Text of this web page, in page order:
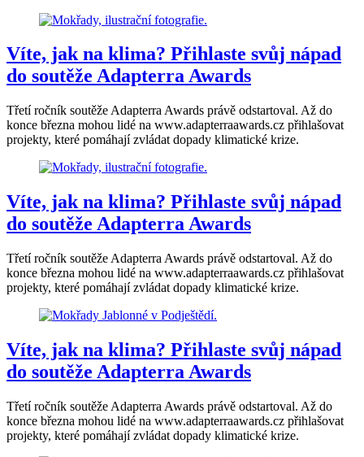
Víte, jak na klima? Přihlaste svůj nápad
do soutěže Adapterra Awards
Třetí ročník soutěže Adapterra Awards právě odstartoval. Až do
konce března mohou lidé na www.adapterraawards.cz přihlašovat
projekty, které pomáhají zvládat dopady klimatické krize.
Víte, jak na klima? Přihlaste svůj nápad
do soutěže Adapterra Awards
Třetí ročník soutěže Adapterra Awards právě odstartoval. Až do
konce března mohou lidé na www.adapterraawards.cz přihlašovat
projekty, které pomáhají zvládat dopady klimatické krize.
Víte, jak na klima? Přihlaste svůj nápad
do soutěže Adapterra Awards
Třetí ročník soutěže Adapterra Awards právě odstartoval. Až do
konce března mohou lidé na www.adapterraawards.cz přihlašovat
projekty, které pomáhají zvládat dopady klimatické krize.